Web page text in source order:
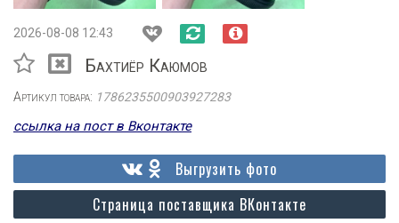
2026-08-08 12:43
Бахтиёр Каюмов
Артикул товара: 1786235500903927283
ссылка на пост в Вконтакте
Страница поставщика ВКонтакте
Выгрузить фото